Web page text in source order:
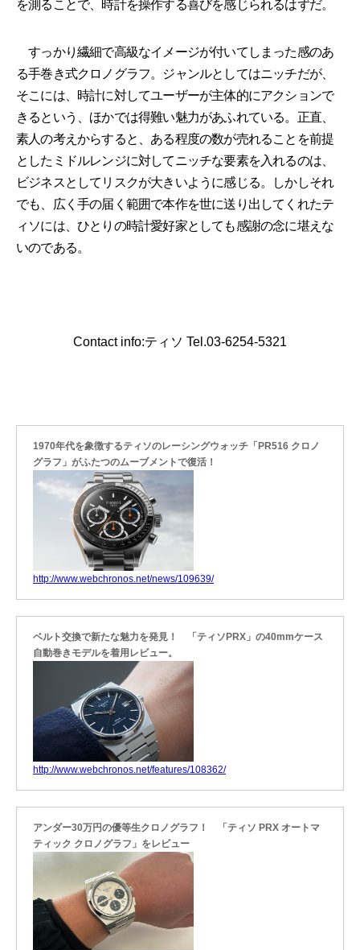
を測ることで、時計を操作する喜びを感じられるはずだ。
すっかり繊細で高級なイメージが付いてしまった感のあ
る手巻き式クロノグラフ。ジャンルとしてはニッチだが、
そこには、時計に対してユーザーが主体的にアクションで
きるという、ほかでは得難い魅力があふれている。正直、
素人の考えからすると、ある程度の数が売れることを前提
としたミドルレンジに対してニッチな要素を入れるのは、
ビジネスとしてリスクが大きいように感じる。しかしそれ
でも、広く手の届く範囲で本作を世に送り出してくれたテ
ィソには、ひとりの時計愛好家としても感謝の念に堪えな
いのである。
Contact info:ティソ Tel.03-6254-5321
1970年代を象徴するティソのレーシングウォッチ「PR516 クロノ
グラフ」がふたつのムーブメントで復活！
http://www.webchronos.net/news/109639/
ベルト交換で新たな魅力を発見！ 「ティソPRX」の40mmケース
自動巻きモデルを着用レビュー。
http://www.webchronos.net/features/108362/
アンダー30万円の優等生クロノグラフ！ 「ティソ PRX オートマ
ティック クロノグラフ」をレビュー